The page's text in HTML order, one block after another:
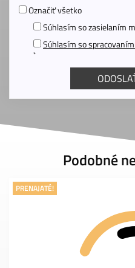
Označiť všetko
Súhlasím so zasielaním
Súhlasím so
*
Podobné
PRENAJATÉ!